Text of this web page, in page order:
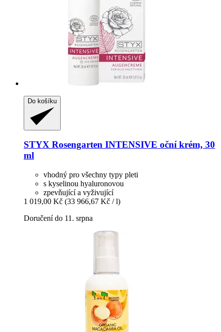
Do košíku
STYX Rosengarten INTENSIVE oční krém, 30
ml
vhodný pro všechny typy pleti
s kyselinou hyaluronovou
zpevňující a vyživující
1 019,00 Kč (33 966,67 Kč / l)
Doručení do 11. srpna